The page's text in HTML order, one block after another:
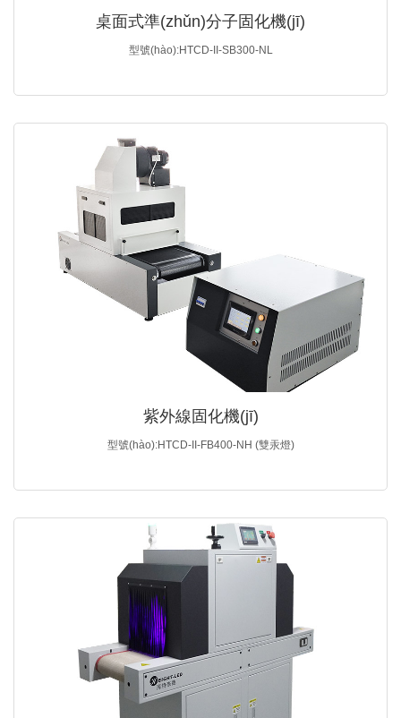
桌面式準(zhǔn)分子固化機(jī)
型號(hào):HTCD-II-SB300-NL
紫外線固化機(jī)
型號(hào):HTCD-II-FB400-NH (雙汞燈)